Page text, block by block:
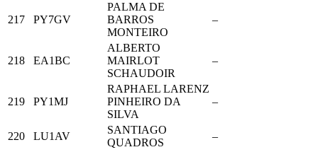
217 PY7GV
PALMA DE
BARROS
MONTEIRO
–
218 EA1BC
ALBERTO
MAIRLOT
SCHAUDOIR
–
219 PY1MJ
RAPHAEL LARENZ
PINHEIRO DA
SILVA
–
220 LU1AV
SANTIAGO
QUADROS
–